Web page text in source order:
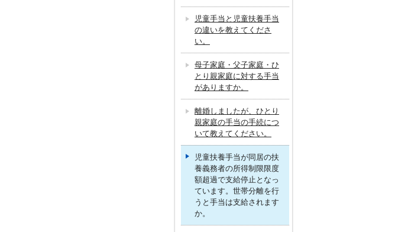
児童手当と児童扶養手当
の違いを教えてくださ
い。
母子家庭・父子家庭・ひ
とり親家庭に対する手当
がありますか。
離婚しましたが、ひとり
親家庭の手当の手続につ
いて教えてください。
児童扶養手当が同居の扶
養義務者の所得制限限度
額超過で支給停止となっ
ています。世帯分離を行
うと手当は支給されます
か。